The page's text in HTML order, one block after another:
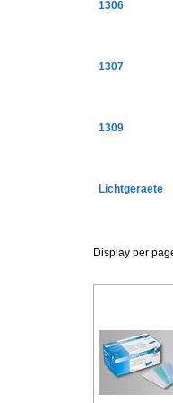
1306
1307
1309
Lichtgeraete
Display per